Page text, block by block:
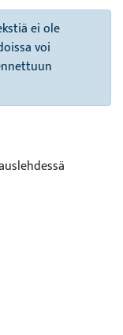
ei ole
voi